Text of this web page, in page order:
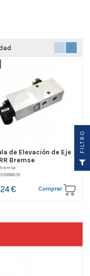
de Elevación de Eje
Bremse
€ Comprar
O